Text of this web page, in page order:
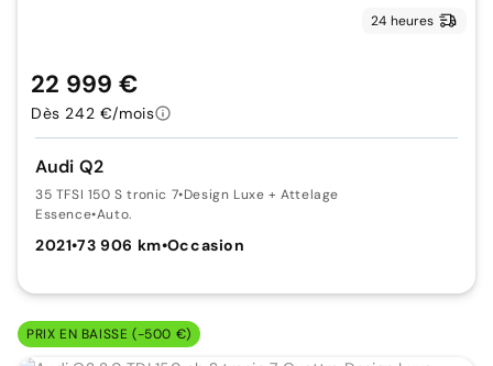
24 heures
Audi Q2
35 TFSI 150 S tronic 7•Design Luxe + Attelage
Essence•Auto.
2021•73 906 km•Occasion
22 999 €
Dès 242 €/mois
PRIX EN BAISSE (-500 €)